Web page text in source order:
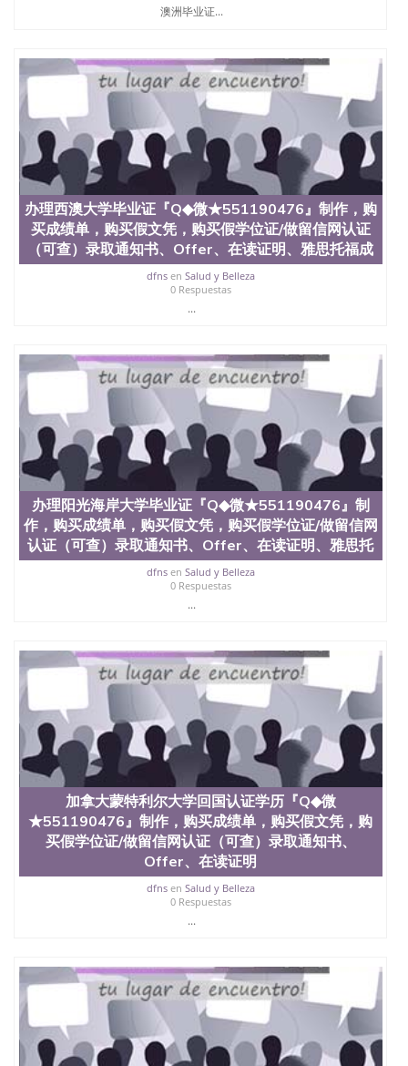
澳洲毕业证...
办理西澳大学毕业证『Q◆微★551190476』制作，购
买成绩单，购买假文凭，购买假学位证/做留信网认证
（可查）录取通知书、Offer、在读证明、雅思托福成
dfnsen Salud y Belleza
0 Respuestas
...
办理阳光海岸大学毕业证『Q◆微★551190476』制
作，购买成绩单，购买假文凭，购买假学位证/做留信网
认证（可查）录取通知书、Offer、在读证明、雅思托
dfnsen Salud y Belleza
0 Respuestas
...
加拿大蒙特利尔大学回国认证学历『Q◆微
★551190476』制作，购买成绩单，购买假文凭，购
买假学位证/做留信网认证（可查）录取通知书、
Offer、在读证明
dfnsen Salud y Belleza
0 Respuestas
...